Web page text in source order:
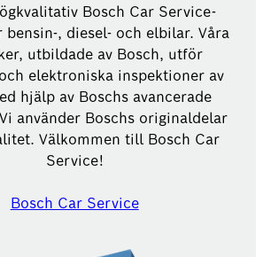
Bosch Car Service-
bensin-, diesel- och elbilar. Våra
utbildade av Bosch, utför
elektroniska inspektioner av
hjälp av Boschs avancerade
använder Boschs originaldelar
Välkommen till Bosch Car
Service!
Bosch Car Service